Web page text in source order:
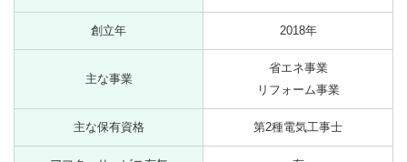
創立年 2018年
主な事業
省エネ事業
リフォーム事業
主な保有資格 第2種電気工事士